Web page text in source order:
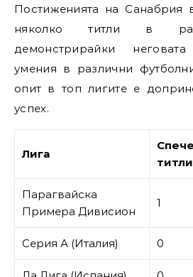
Постиженията на Санабрия
няколко титли в
демонстрирайки
умения в различни
опит в топ лигите е
успех.
Лига
титли
Парагвайска
Примера Дивисион
1
Серия А (Италия) 0